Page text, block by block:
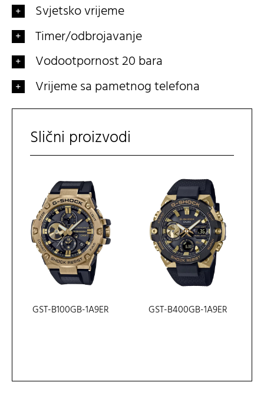
Svjetsko vrijeme
Timer/odbrojavanje
Vodootpornost 20 bara
Vrijeme sa pametnog telefona
Slični proizvodi
GST-B100GB-1A9ER GST-B400GB-1A9ER